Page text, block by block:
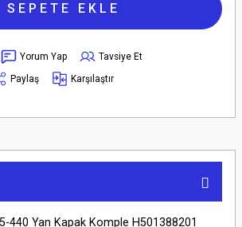
SEPETE EKLE
Yorum Yap
Tavsiye Et
Paylaş Karşılaştır
440 Yan Kapak Komple H501388201